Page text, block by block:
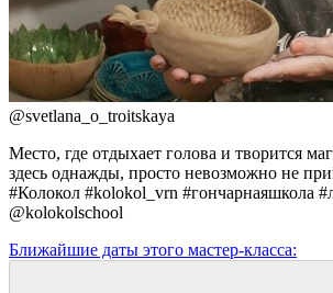
@svetlana_o_troitskaya
Место, где отдыхает голова и творится
здесь однажды, просто невозможно не
#Колокол #kolokol_vrn #гончарнаяшкола
@kolokolschool
Ближайшие даты этого мастер‑класса: